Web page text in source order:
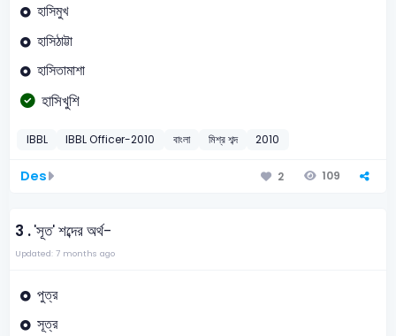
হাসিমুখ
হাসিঠাট্টা
হাসিতামাশা
হাসিখুশি
IBBL IBBL Officer-2010 বাংলা মিশ্র শব্দ 2010
Des 2 109
3 .'সূত' শব্দের অর্থ-
Updated: 7 months ago
পুত্র
সূত্র